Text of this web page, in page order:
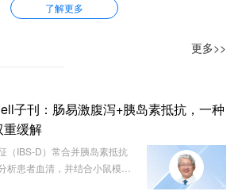
了解更多
更多>>
子刊：肠易激腹泻+胰岛素抵抗，一种
重缓解
（IBS-D）常合并胰岛素抵抗
析患者血清，并结合小鼠模型
物的干预效果和机制。